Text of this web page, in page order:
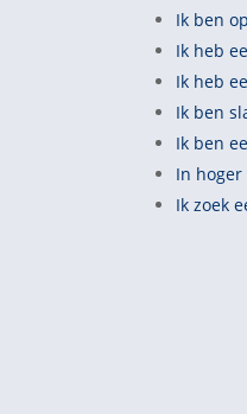
Ik ben
Ik heb
Ik heb
Ik ben
Ik ben
In
Ik zoek